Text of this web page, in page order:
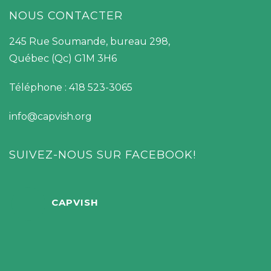
NOUS CONTACTER
245 Rue Soumande, bureau 298,
Québec (Qc) G1M 3H6
Téléphone : 418 523-3065
info@capvish.org
SUIVEZ-NOUS SUR FACEBOOK!
CAPVISH